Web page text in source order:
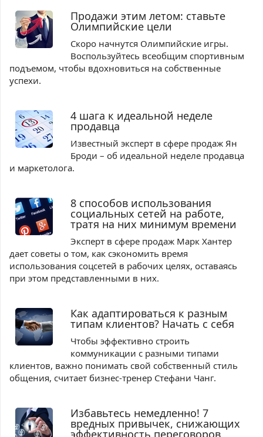
Продажи этим летом: ставьте
Олимпийские цели
Скоро начнутся Олимпийские игры.
Воспользуйтесь всеобщим спортивным
подъемом, чтобы вдохновиться на собственные
успехи.
4 шага к идеальной неделе
продавца
Известный эксперт в сфере продаж Ян
Броди – об идеальной неделе продавца
и маркетолога.
8 способов использования
социальных сетей на работе,
тратя на них минимум времени
Эксперт в сфере продаж Марк Хантер
дает советы о том, как сэкономить время
использования соцсетей в рабочих целях, оставаясь
при этом представленными в них.
Как адаптироваться к разным
типам клиентов? Начать с себя
Чтобы эффективно строить
коммуникации с разными типами
клиентов, важно понимать свой собственный стиль
общения, считает бизнес-тренер Стефани Чанг.
Избавьтесь немедленно! 7
вредных привычек, снижающих
эффективность переговоров